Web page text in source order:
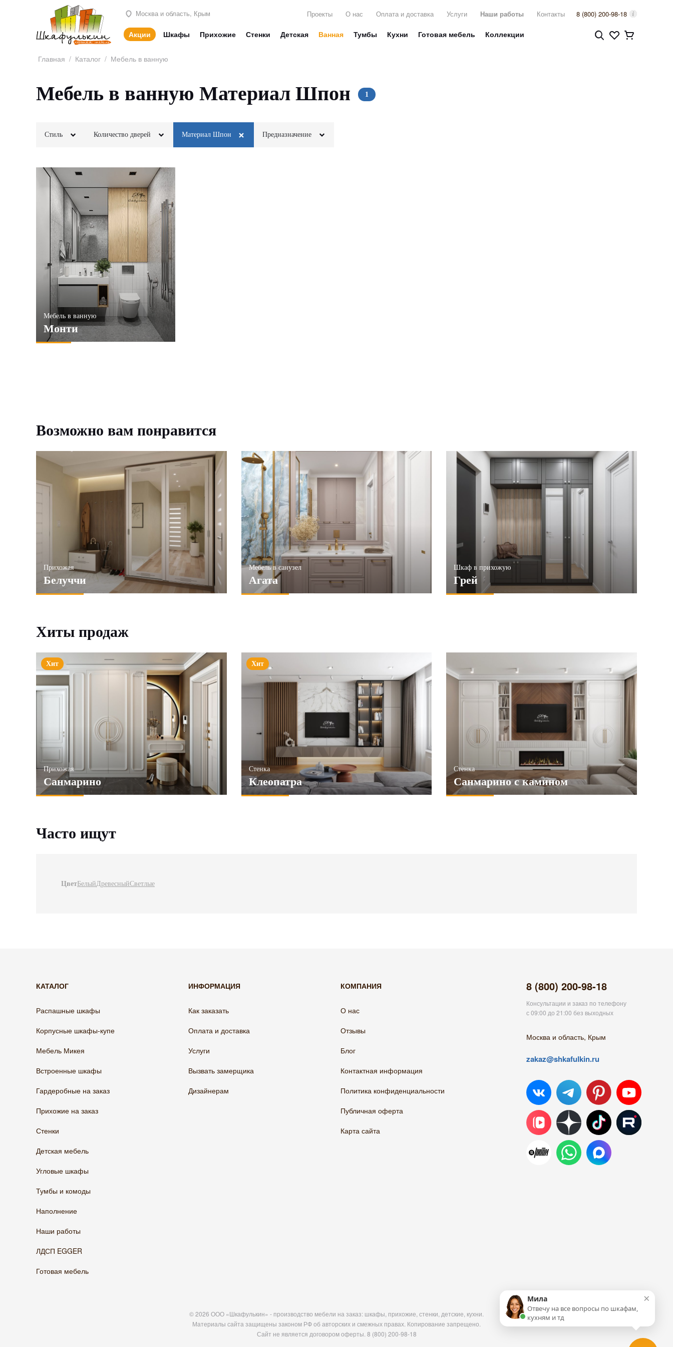
Москва и область, Крым Проекты О нас Оплата и доставка Услуги Наши работы Контакты 8 (800) 200-98-18
Акции Шкафы Прихожие Стенки Детская Ванная Тумбы Кухни Готовая мебель Коллекции
Главная / Каталог / Мебель в ванную
Стиль
Классика
Неоклассика
Модерн
Современный
Минимализм
Скандинавский
ПРИМЕНИТЬ
Количество дверей
2х створчатые
ПРИМЕНИТЬ
Материал Шпон Предназначение
Часто ищут
ЦветБелыйДревесныйСветлые
Мебель в ванную Материал Шпон
Мебель в ванную
Монти
Возможно вам понравится
Прихожая
Белуччи
Мебель в санузел
Агата
Шкаф в прихожую
Грей
Хиты продаж
Хит
Прихожая
Санмарино
Хит
Стенка
Клеопатра
Стенка
Санмарино с камином
КАТАЛОГ
Распашные шкафы
Корпусные шкафы-купе
Мебель Микея
Встроенные шкафы
Гардеробные на заказ
Прихожие на заказ
Стенки
Детская мебель
Угловые шкафы
Тумбы и комоды
Наполнение
Наши работы
ЛДСП EGGER
Готовая мебель
ИНФОРМАЦИЯ
Как заказать
Оплата и доставка
Услуги
Вызвать замерщика
Дизайнерам
КОМПАНИЯ
О нас
Отзывы
Блог
Контактная информация
Политика конфиденциальности
Публичная оферта
Карта сайта
8 (800) 200-98-18
Консультации и заказ по телефону
с 09:00 до 21:00 без выходных
Москва и область, Крым
zakaz@shkafulkin.ru
© 2026 ООО «Шкафулькин» - производство мебели на заказ: шкафы, прихожие, стенки, детские, кухни.
Материалы сайта защищены законом РФ об авторских и смежных правах. Копирование запрещено.
Сайт не является договором оферты. 8 (800) 200-98-18
×
Мила
Отвечу на все вопросы по шкафам,
кухням и тд